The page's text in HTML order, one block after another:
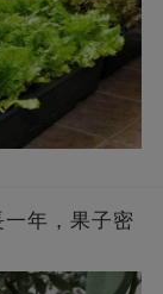
年，果子密